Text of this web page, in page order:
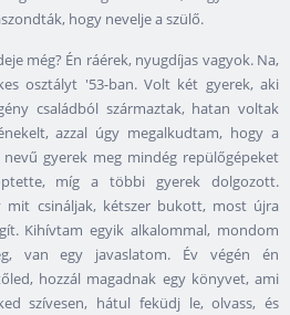
hogy nevelje a szülő.
még? Én ráérek, nyugdíjas vagyok. Na,
osztályt '53-ban. Volt két gyerek, aki
családból származtak, hatan voltak
azzal úgy megalkudtam, hogy a
gyerek meg mindég repülőgépeket
míg a többi gyerek dolgozott.
mit csináljak, kétszer bukott, most újra
Kihívtam egyik alkalommal, mondom
van egy javaslatom. Év végén én
hozzál magadnak egy könyvet, ami
szívesen, hátul feküdj le, olvass, és